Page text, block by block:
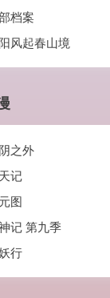
档案
风起春山境
之外
记
图
记 第九季
行